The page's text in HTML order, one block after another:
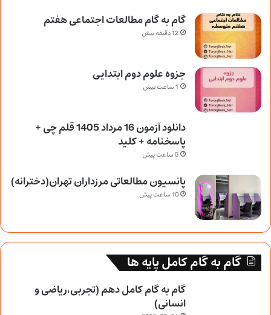
گام به گام مطالعات اجتماعی هفتم
12 دقیقه پیش
جزوه علوم دوم ابتدایی
1 ساعت پیش
دانلود آزمون 16 مرداد 1405 قلم چی +
پاسخنامه + کلید
5 ساعت پیش
پانسیون مطالعاتی مرزداران تهران(دخترانه)
10 ساعت پیش
گام به گام کامل پایه ها
گام به گام کامل دهم (تجربی،ریاضی و
انسانی)